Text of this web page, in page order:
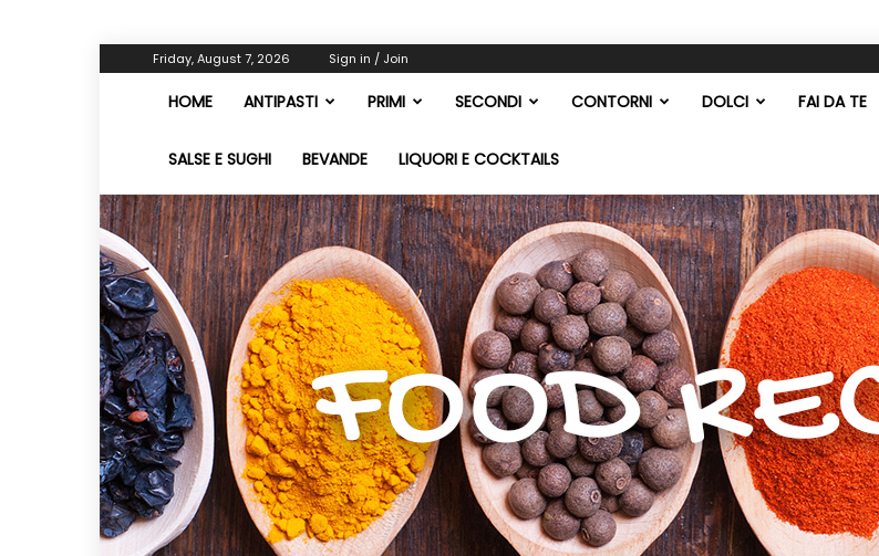
Friday, August 7, 2026 Sign in / Join
HOME ANTIPASTI PRIMI SECONDI CONTORNI DOLCI FAI DA TE
SALSE E SUGHI BEVANDE LIQUORI E COCKTAILS